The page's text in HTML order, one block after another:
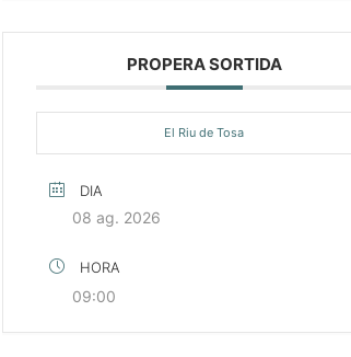
PROPERA SORTIDA
El Riu de Tosa
DIA
08 ag. 2026
HORA
09:00